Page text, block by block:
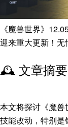
《魔兽世界》
迎来重大更新！无
🕰️ 文章摘要
本文将探讨《魔
技能改动，特别